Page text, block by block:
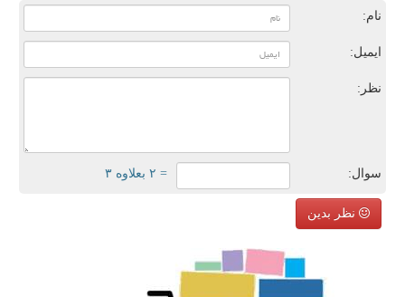
نام:
ایمیل:
نظر:
سوال: = ۲ بعلاوه ۳
نظر بدین